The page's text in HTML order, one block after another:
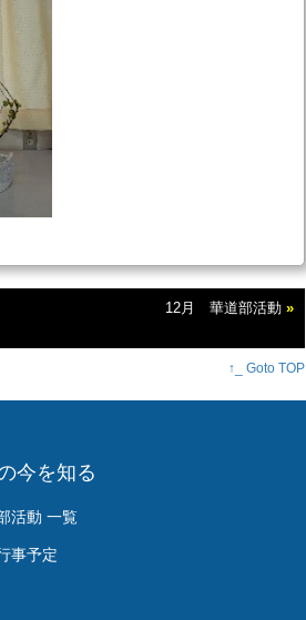
12月 華道部活動 »
↑_ Goto TOP
今を知る
活動 一覧
事予定